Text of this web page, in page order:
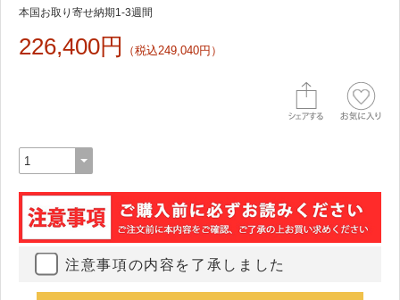
本国お取り寄せ納期1-3週間
226,400円 （税込249,040円）
注意事項の内容を了承しました